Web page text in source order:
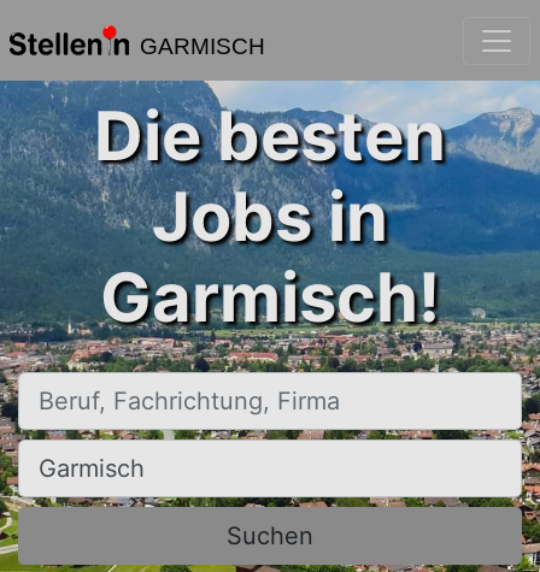
GARMISCH
Die besten
Jobs in
Garmisch!
Beruf, Fachrichtung, Firma
Ort, Stadt
Suchen